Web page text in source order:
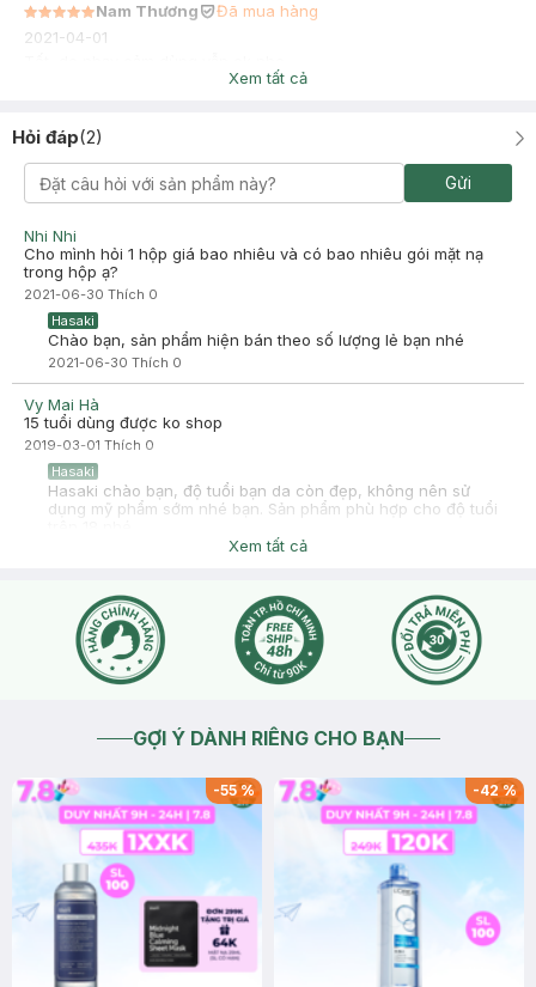
Nam Thương
Đã mua hàng
2021-04-01
Xem tất cả
Hỏi đáp(2)
Gửi
Nhi Nhi
Cho mình hỏi 1 hộp giá bao nhiêu và có bao nhiêu gói mặt nạ
trong hộp ạ?
2021-06-30 Thích 0
Hasaki
Chào bạn, sản phẩm hiện bán theo số lượng lẻ bạn nhé
2021-06-30 Thích 0
Vy Mai Hà
15 tuổi dùng được ko shop
2019-03-01 Thích 0
Hasaki
Hasaki chào bạn, độ tuổi bạn da còn đẹp, không nên sử
dụng mỹ phẩm sớm nhé bạn. Sản phẩm phù hợp cho độ tuổi
Xem tất cả
GỢI Ý DÀNH RIÊNG CHO BẠN
-55% -42%